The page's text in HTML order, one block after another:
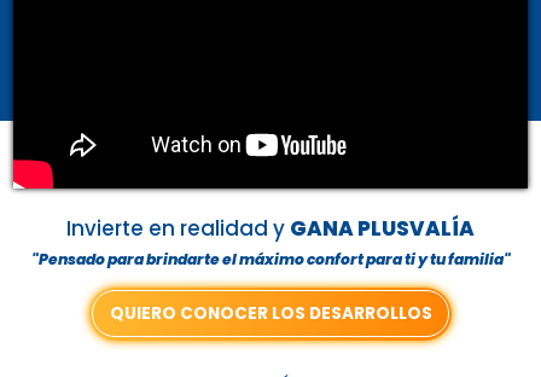
Invierte en realidad y GANA PLUSVALÍA
"Pensado para brindarte el máximo confort para ti y tu familia"
QUIERO CONOCER LOS DESARROLLOS